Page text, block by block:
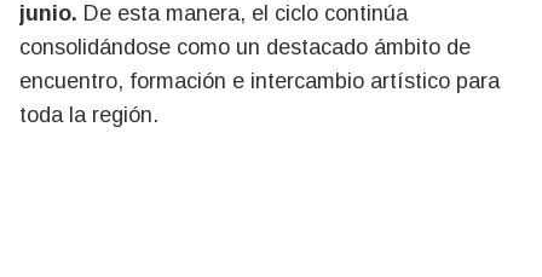
junio. De esta manera, el ciclo continúa
consolidándose como un destacado ámbito de
encuentro, formación e intercambio artístico para
toda la región.